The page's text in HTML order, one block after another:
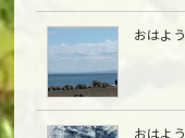
おはよ
おはよ